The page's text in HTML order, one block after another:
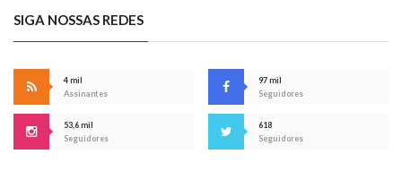
SIGA NOSSAS REDES
4 mil
Assinantes
97 mil
Seguidores
53,6 mil
Seguidores
618
Seguidores